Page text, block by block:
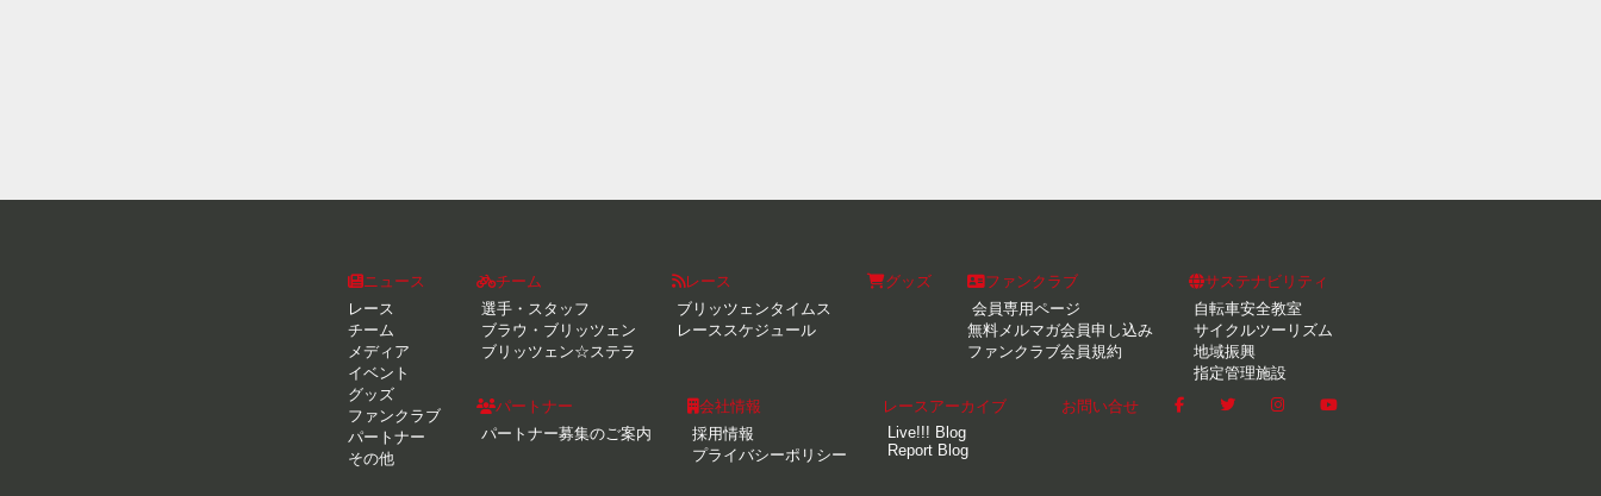
ニュース
レース
チーム
メディア
イベント
グッズ
ファンクラブ
パートナー
その他
チーム
選手・スタッフ
ブラウ・ブリッツェン
ブリッツェン☆ステラ
レース
ブリッツェンタイムス
レーススケジュール
グッズ
ファンクラブ
会員専用ページ
無料メルマガ会員申し込み
ファンクラブ会員規約
サステナビリティ
自転車安全教室
サイクルツーリズム
地域振興
指定管理施設
パートナー
パートナー募集のご案内
会社情報
採用情報
プライバシーポリシー
レースアーカイブ
Live!!! Blog
Report Blog
お問い合せ